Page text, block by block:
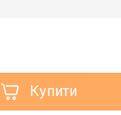
Купити